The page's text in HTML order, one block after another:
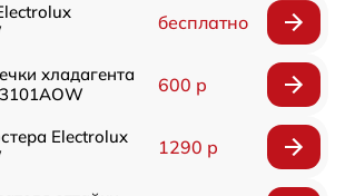
бесплатно
хладагента
600 р
Electrolux
1290 р